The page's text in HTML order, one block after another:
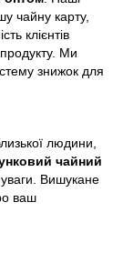
чайну карту,
клієнтів
продукту. Ми
знижок для
людини,
чайний
Вишукане
ваш